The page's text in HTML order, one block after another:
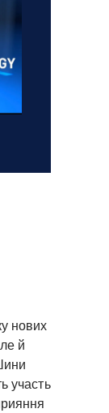
нових
й
участь